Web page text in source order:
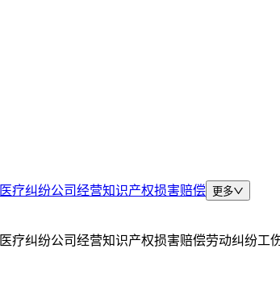
医疗纠纷公司经营知识产权损害赔偿 更多
医疗纠纷公司经营知识产权损害赔偿劳动纠纷工